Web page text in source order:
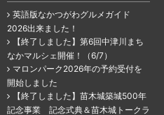
英語版なかつがわグルメガイド
2026出来ました！
【終了しました】第6回中津川まち
なかマルシェ開催！（6/7）
マロンパーク2026年の予約受付を
開始しました
【終了しました】苗木城築城500年
記念事業 記念式典＆苗木城トークラ